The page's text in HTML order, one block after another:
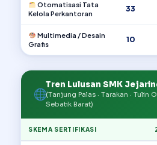
Otomatisasi Tata
Kelola Perkantoran
33
Multimedia / Desain
Grafis
10
Tren Lulusan SMK
(Tanjung Palas · Tarakan · Tulin
Sebatik Barat)
SKEMA SERTIFIKASI